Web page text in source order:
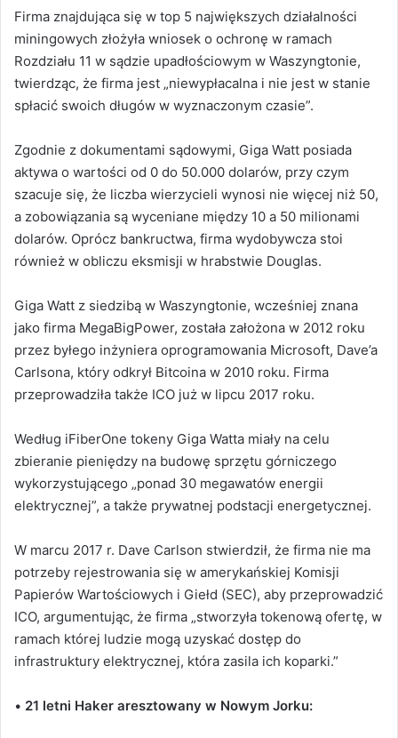
Firma znajdująca się w top 5 największych działalności
miningowych złożyła wniosek o ochronę w ramach
Rozdziału 11 w sądzie upadłościowym w Waszyngtonie,
twierdząc, że firma jest „niewypłacalna i nie jest w stanie
spłacić swoich długów w wyznaczonym czasie”.
Zgodnie z dokumentami sądowymi, Giga Watt posiada
aktywa o wartości od 0 do 50.000 dolarów, przy czym
szacuje się, że liczba wierzycieli wynosi nie więcej niż 50,
a zobowiązania są wyceniane między 10 a 50 milionami
dolarów. Oprócz bankructwa, firma wydobywcza stoi
również w obliczu eksmisji w hrabstwie Douglas.
Giga Watt z siedzibą w Waszyngtonie, wcześniej znana
jako firma MegaBigPower, została założona w 2012 roku
przez byłego inżyniera oprogramowania Microsoft, Dave’a
Carlsona, który odkrył Bitcoina w 2010 roku. Firma
przeprowadziła także ICO już w lipcu 2017 roku.
Według iFiberOne tokeny Giga Watta miały na celu
zbieranie pieniędzy na budowę sprzętu górniczego
wykorzystującego „ponad 30 megawatów energii
elektrycznej”, a także prywatnej podstacji energetycznej.
W marcu 2017 r. Dave Carlson stwierdził, że firma nie ma
potrzeby rejestrowania się w amerykańskiej Komisji
Papierów Wartościowych i Giełd (SEC), aby przeprowadzić
ICO, argumentując, że firma „stworzyła tokenową ofertę, w
ramach której ludzie mogą uzyskać dostęp do
infrastruktury elektrycznej, która zasila ich koparki.”
• 21 letni Haker aresztowany w Nowym Jorku: